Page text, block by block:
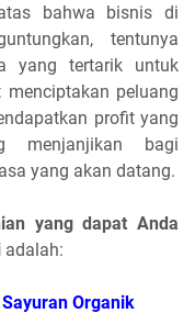
bahwa bisnis di
tentunya
yang tertarik untuk
peluang
profit yang
bagi
yang akan datang.
yang dapat Anda
adalah:
Organik